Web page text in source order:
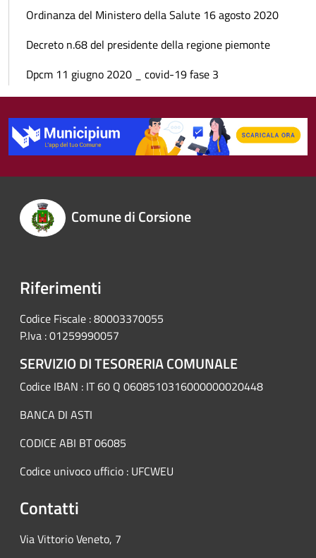
Ordinanza del Ministero della Salute 16 agosto 2020
Decreto n.68 del presidente della regione piemonte
Dpcm 11 giugno 2020 _ covid-19 fase 3
Comune di Corsione
Riferimenti
Codice Fiscale : 80003370055
P.Iva : 01259990057
SERVIZIO DI TESORERIA COMUNALE
Codice IBAN : IT 60 Q 0608510316000000020448
BANCA DI ASTI
CODICE ABI BT 06085
Codice univoco ufficio : UFCWEU
Contatti
Via Vittorio Veneto, 7